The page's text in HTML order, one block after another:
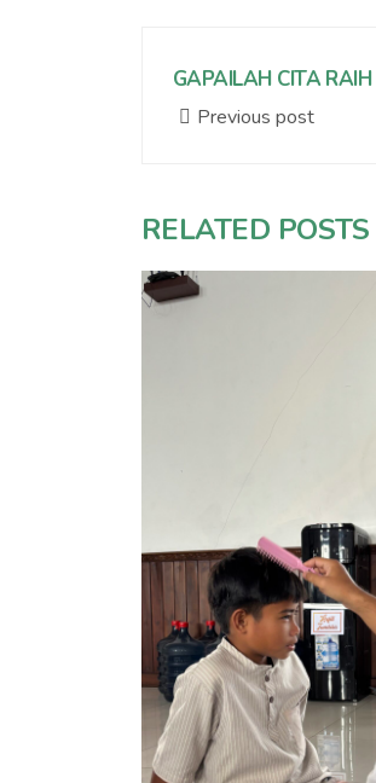
GAPAILAH CITA
Previous post
RELATED POSTS